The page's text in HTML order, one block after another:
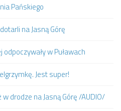
Pańskiego
na Jasną Górę
odpoczywały w Puławach
Jest super!
drodze na Jasną Górę /AUDIO/